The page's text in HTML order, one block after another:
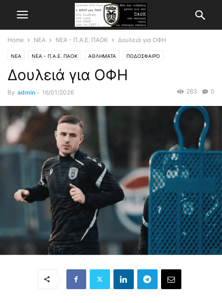
Home ΝΕΑ ΝΕΑ - Π.Α.Ε. ΠΑΟΚ Δουλειά για ΟΦΗ
ΝΕΑ ΝΕΑ - Π.Α.Ε. ΠΑΟΚ ΑΘΛΗΜΑΤΑ ΠΟΔΟΣΦΑΙΡΟ
Δουλειά για ΟΦΗ
By admin - 16/01/2026 0
263